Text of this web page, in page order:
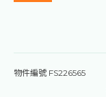
物件編號 FS226565